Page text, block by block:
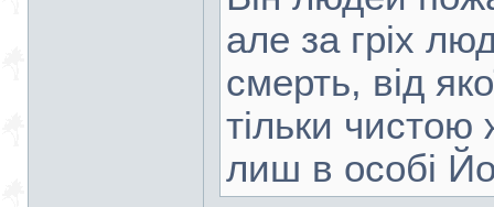
але за гріх
смерть, від
тільки
лиш в особі